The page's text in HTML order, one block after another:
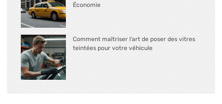
Économie
Comment maîtriser l’art de poser des vitres
teintées pour votre véhicule